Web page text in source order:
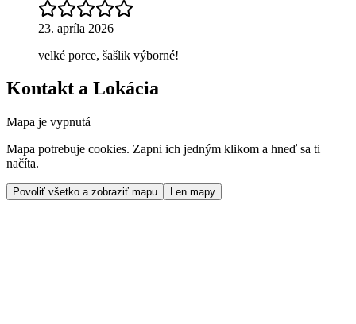
23. apríla 2026
velké porce, šašlik výborné!
Kontakt a Lokácia
Mapa je vypnutá
Mapa potrebuje cookies. Zapni ich jedným klikom a hneď sa ti
načíta.
Povoliť všetko a zobraziť mapu Len mapy